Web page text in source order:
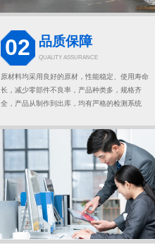
02 品质保障
QUALITY ASSURANCE
原材料均采用良好的原材，性能稳定、使用寿命
长，减少零部件不良率，产品种类多，规格齐
全，产品从制作到出库，均有严格的检测系统